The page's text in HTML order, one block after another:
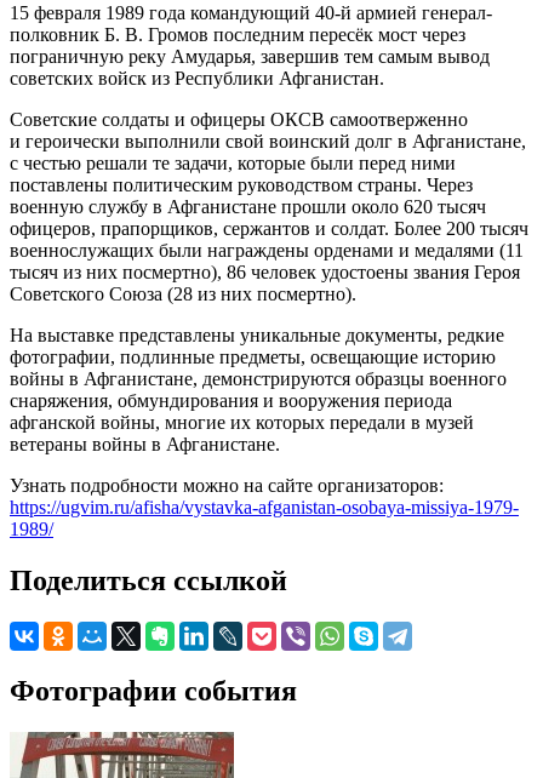
15 февраля 1989 года командующий 40-й армией генерал-
полковник Б. В. Громов последним пересёк мост через
пограничную реку Амударья, завершив тем самым вывод
советских войск из Республики Афганистан.
Советские солдаты и офицеры ОКСВ самоотверженно
и героически выполнили свой воинский долг в Афганистане,
с честью решали те задачи, которые были перед ними
поставлены политическим руководством страны. Через
военную службу в Афганистане прошли около 620 тысяч
офицеров, прапорщиков, сержантов и солдат. Более 200 тысяч
военнослужащих были награждены орденами и медалями (11
тысяч из них посмертно), 86 человек удостоены звания Героя
Советского Союза (28 из них посмертно).
На выставке представлены уникальные документы, редкие
фотографии, подлинные предметы, освещающие историю
войны в Афганистане, демонстрируются образцы военного
снаряжения, обмундирования и вооружения периода
афганской войны, многие их которых передали в музей
ветераны войны в Афганистане.
Узнать подробности можно на сайте организаторов:
https://ugvim.ru/afisha/vystavka-afganistan-osobaya-missiya-1979-
1989/
Поделиться ссылкой
Фотографии события